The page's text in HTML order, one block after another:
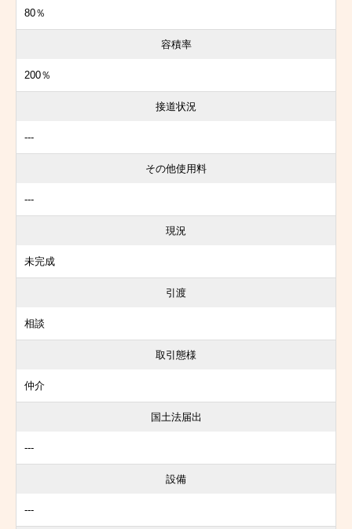
80％
容積率
200％
接道状況
---
その他使用料
---
現況
未完成
引渡
相談
取引態様
仲介
国土法届出
---
設備
---